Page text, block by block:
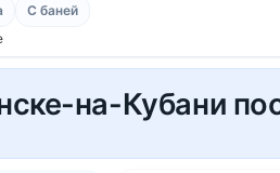
С баней
на-Кубани